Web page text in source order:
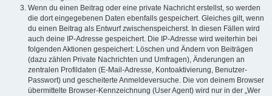
Wenn du einen Beitrag oder eine private Nachricht erstellst, so werden
die dort eingegebenen Daten ebenfalls gespeichert. Gleiches gilt, wenn
du einen Beitrag als Entwurf zwischenspeicherst. In diesen Fällen wird
auch deine IP-Adresse gespeichert. Die IP-Adresse wird weiterhin bei
folgenden Aktionen gespeichert: Löschen und Ändern von Beiträgen
(dazu zählen Private Nachrichten und Umfragen), Änderungen an
zentralen Profildaten (E-Mail-Adresse, Kontoaktivierung, Benutzer-
Passwort) und gescheiterte Anmeldeversuche. Die von deinem Browser
übermittelte Browser-Kennzeichnung (User Agent) wird nur in der „Wer